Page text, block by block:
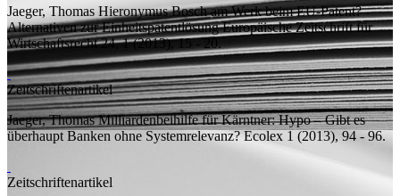
Jaeger, Thomas Hieronymus Bosch am Werk beim EU-Patent? -
Alternativen zur EinheitspatentlösungEuropäische Zeitschrift für
Wirtschaftsrecht 24, 1 (2013), 15 - 20.
Zeitschriftenartikel
Jaeger, Thomas Milliardenbeihilfe für Kärntner: Hypo – Gibt es
überhaupt Banken ohne Systemrelevanz? Ecolex 1 (2013), 94 - 96.
Zeitschriftenartikel